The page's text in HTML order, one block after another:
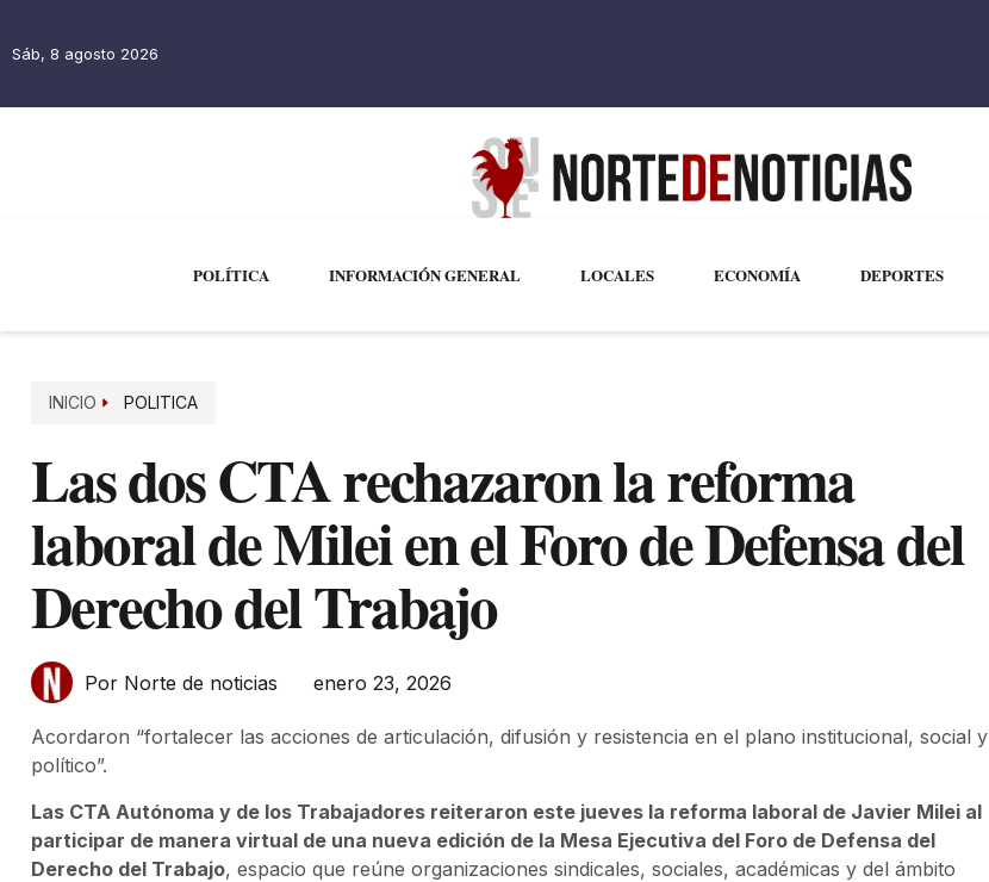
Sáb, 8 agosto 2026
POLÍTICA INFORMACIÓN GENERAL LOCALES ECONOMÍA DEPORTES
INICIO POLITICA
Las dos CTA rechazaron la reforma
laboral de Milei en el Foro de Defensa del
Derecho del Trabajo
Por Norte de noticias enero 23, 2026
Acordaron “fortalecer las acciones de articulación, difusión y resistencia en el plano institucional, social y
político”.
Las CTA Autónoma y de los Trabajadores reiteraron este jueves la reforma laboral de Javier Milei al
participar de manera virtual de una nueva edición de la Mesa Ejecutiva del Foro de Defensa del
Derecho del Trabajo, espacio que reúne organizaciones sindicales, sociales, académicas y del ámbito